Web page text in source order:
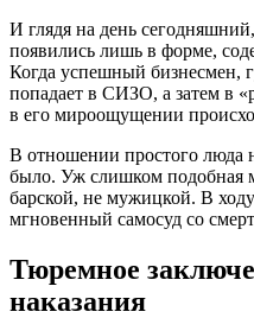
И глядя на день
появились лишь в форме,
Когда успешный бизнесмен,
попадает в СИЗО, а затем в
в его мироощущении
В отношении простого
было. Уж слишком подобная
барской, не мужицкой. В
мгновенный самосуд со
Тюремное
наказания